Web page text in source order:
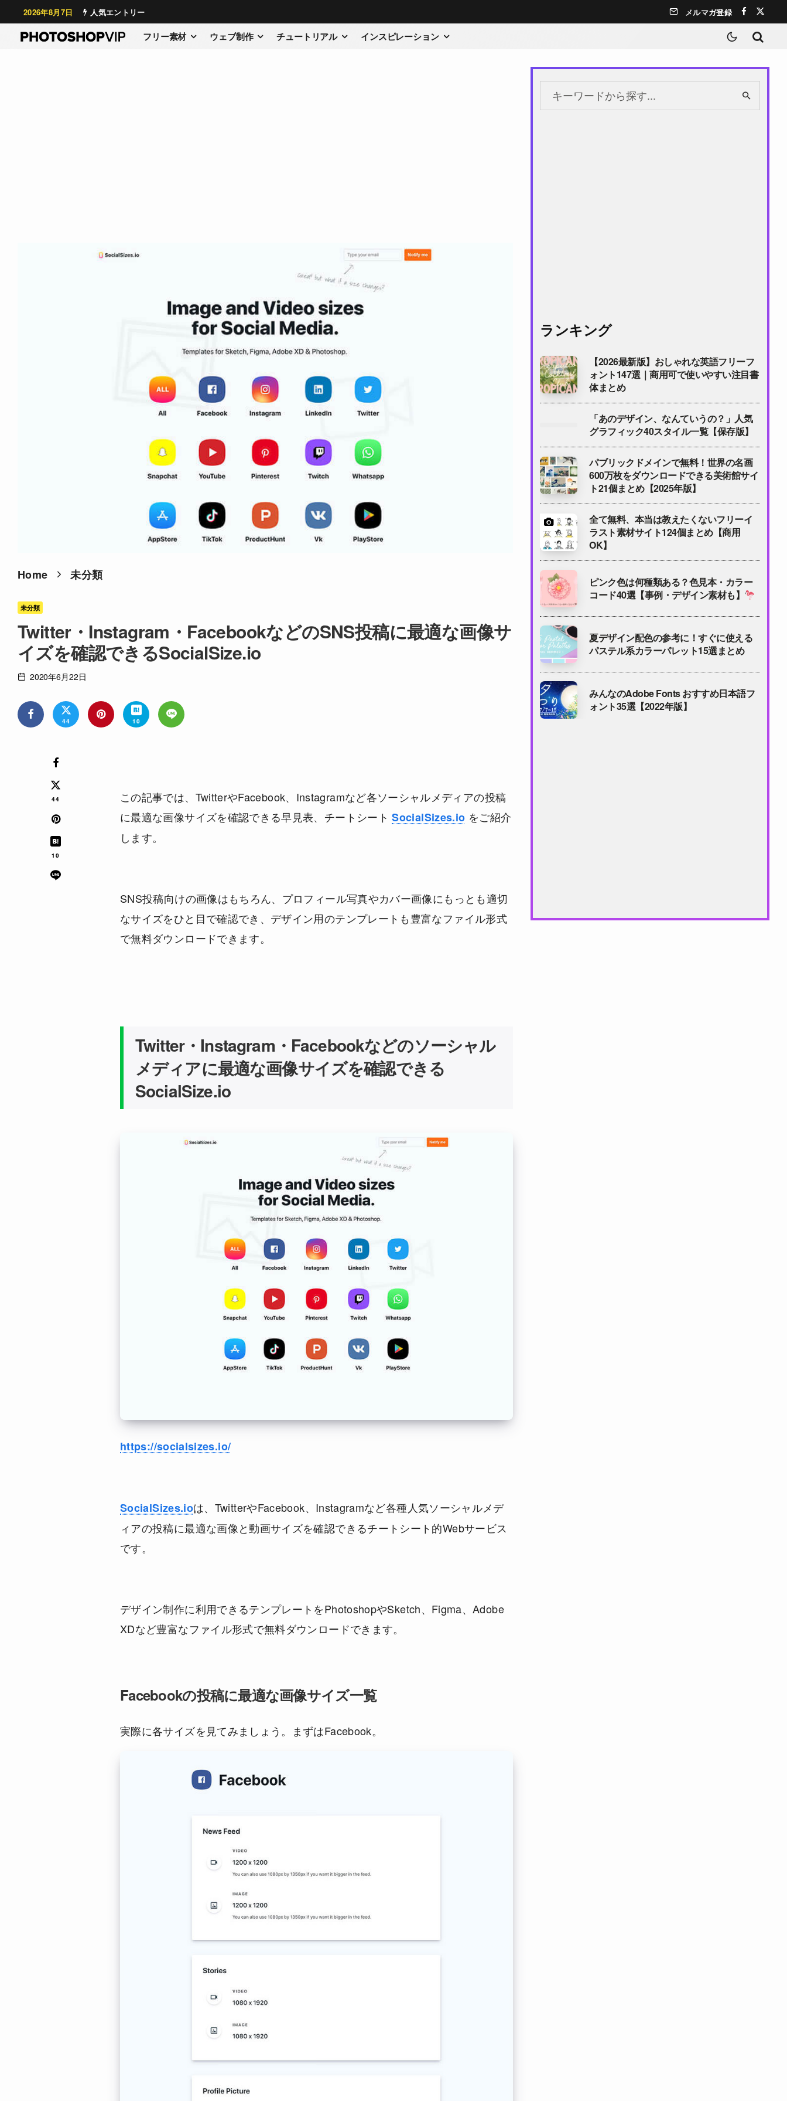
2026年8月7日 人気エントリー メルマガ登録
フリー素材 ウェブ制作 チュートリアル インスピレーション
Home 未分類
未分類
Twitter・Instagram・FacebookなどのSNS投稿に最適な画像サ
イズを確認できるSocialSize.io
2020年6月22日
44 10
44
10
この記事では、TwitterやFacebook、Instagramなど各ソーシャルメディアの投稿
に最適な画像サイズを確認できる早見表、チートシートSocialSizes.io をご紹介
します。
SNS投稿向けの画像はもちろん、プロフィール写真やカバー画像にもっとも適切
なサイズをひと目で確認でき、デザイン用のテンプレートも豊富なファイル形式
で無料ダウンロードできます。
Twitter・Instagram・Facebookなどのソーシャル
メディアに最適な画像サイズを確認できる
SocialSize.io
https://socialsizes.io/
SocialSizes.ioは、TwitterやFacebook、Instagramなど各種人気ソーシャルメデ
ィアの投稿に最適な画像と動画サイズを確認できるチートシート的Webサービス
です。
デザイン制作に利用できるテンプレートをPhotoshopやSketch、Figma、Adobe
XDなど豊富なファイル形式で無料ダウンロードできます。
Facebookの投稿に最適な画像サイズ一覧
実際に各サイズを見てみましょう。まずはFacebook。
ランキング
【2026最新版】おしゃれな英語フリーフ
ォント147選｜商用可で使いやすい注目書
体まとめ
「あのデザイン、なんていうの？」人気
グラフィック40スタイル一覧【保存版】
パブリックドメインで無料！世界の名画
600万枚をダウンロードできる美術館サイ
ト21個まとめ【2025年版】
全て無料、本当は教えたくないフリーイ
ラスト素材サイト124個まとめ【商用
OK】
ピンク色は何種類ある？色見本・カラー
コード40選【事例・デザイン素材も】
夏デザイン配色の参考に！すぐに使える
パステル系カラーパレット15選まとめ
みんなのAdobe Fonts おすすめ日本語フ
ォント35選【2022年版】